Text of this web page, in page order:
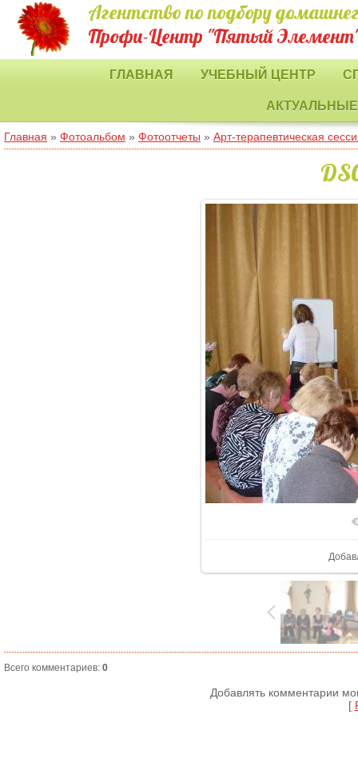
Агентство по подбору
Профи-Центр "Пятый
ГЛАВНАЯ УЧЕБНЫЙ ЦЕНТР
Главная » Фотоальбом » Фотоотчеты » Арт-терапевтическая
В
Всего комментариев: 0
Добавлять комментарии
[